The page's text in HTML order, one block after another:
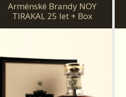
Arménské Brandy NOY
TIRAKAL 25 let + Box